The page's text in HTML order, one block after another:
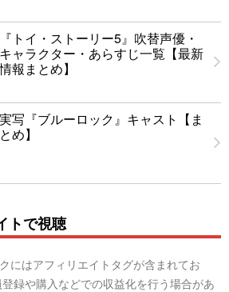
『トイ・ストーリー5』吹替声優・
キャラクター・あらすじ一覧【最新
情報まとめ】
実写『ブルーロック』キャスト【ま
とめ】
トで視聴
にはアフィリエイトタグが含まれてお
録や購入などでの収益化を行う場合があ